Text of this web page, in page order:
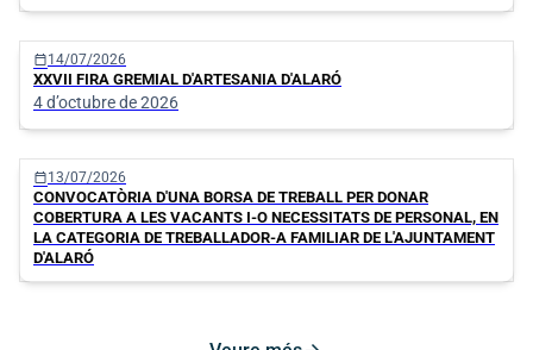
cita especial pel IV Centenari de l’església de Sant Bartomeu.
calendar_today14/07/2026
XXVII FIRA GREMIAL D'ARTESANIA D'ALARÓ
4 d’octubre de 2026
calendar_today13/07/2026
CONVOCATÒRIA D'UNA BORSA DE TREBALL PER DONAR
COBERTURA A LES VACANTS I-O NECESSITATS DE PERSONAL, EN
LA CATEGORIA DE TREBALLADOR-A FAMILIAR DE L'AJUNTAMENT
D'ALARÓ